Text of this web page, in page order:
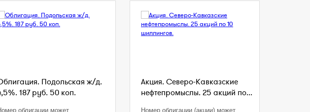
Подольская ж/д.
187 руб. 50 коп.
облигации может
Акция. Северо-Кавказские
нефтепромыслы. 25 акций по...
Номер облигации (акции) может